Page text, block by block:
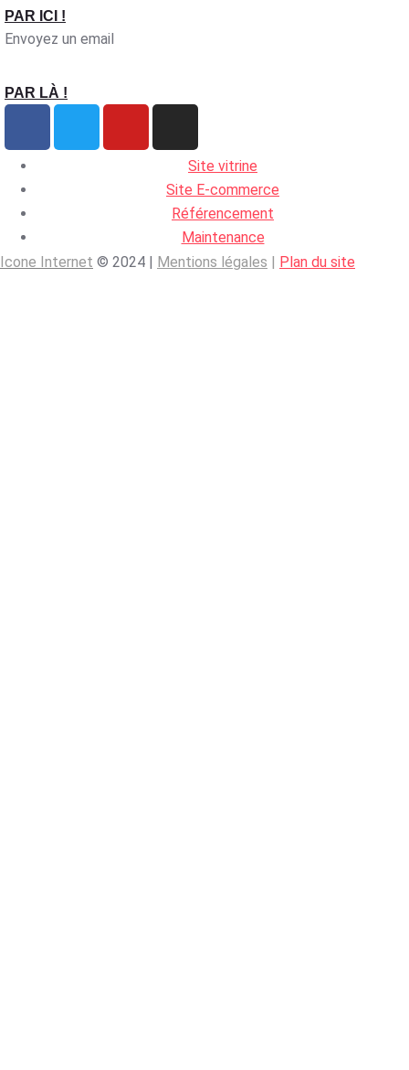
PAR ICI !
Envoyez un email
PAR LÀ !
Site vitrine
Site E-commerce
Référencement
Maintenance
Icone Internet © 2024 | Mentions légales Plan du site